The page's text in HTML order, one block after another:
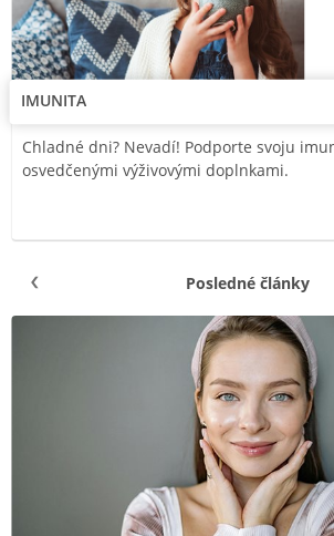
IMUNITA
Chladné dni? Nevadí! Podporte svoju
osvedčenými výživovými doplnkami.
Posledné články